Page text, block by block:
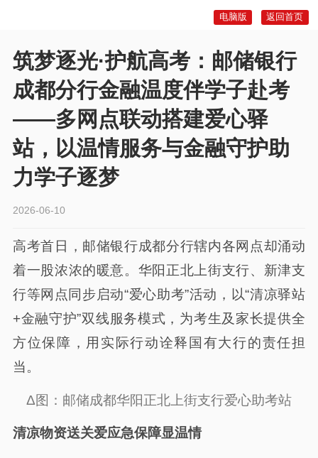
返回首页
电脑版
筑梦逐光·护航高考：邮储银行
成都分行金融温度伴学子赴考
——多网点联动搭建爱心驿
站，以温情服务与金融守护助
力学子逐梦
2026-06-10
高考首日，邮储银行成都分行辖内各网点却涌动
着一股浓浓的暖意。华阳正北上街支行、新津支
行等网点同步启动“爱心助考”活动，以“清凉驿站
+金融守护”双线服务模式，为考生及家长提供全
方位保障，用实际行动诠释国有大行的责任担
当。
Δ图：邮储成都华阳正北上街支行爱心助考站
清凉物资送关爱应急保障显温情